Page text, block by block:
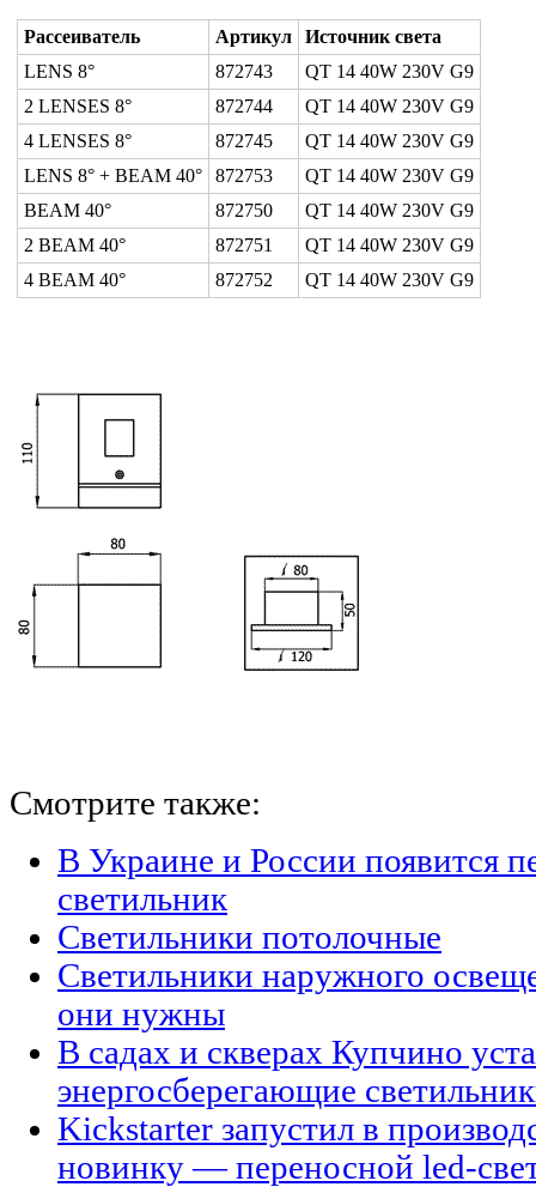
Рассеиватель Артикул
Источник света
LENS 8°
872743
QT 14 40W 230V G9
2 LENSES 8°
872744
QT 14 40W 230V G9
4 LENSES 8°
872745
QT 14 40W 230V G9
LENS 8° + BEAM 40°
872753
QT 14 40W 230V G9
BEAM 40°
872750
QT 14 40W 230V G9
2 BEAM 40°
872751
QT 14 40W 230V G9
4 BEAM 40°
872752 QT 14 40W 230V G9
Смотрите также:
В Украине и России появится
светильник
Светильники потолочные
Светильники наружного
они нужны
В садах и скверах Купчино
энергосберегающие
Kickstarter запустил в
новинку — переносной led-